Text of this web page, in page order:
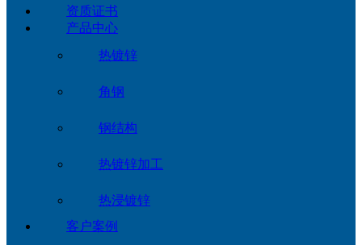
资质证书
产品中心
热镀锌
角钢
钢结构
热镀锌加工
热浸镀锌
客户案例